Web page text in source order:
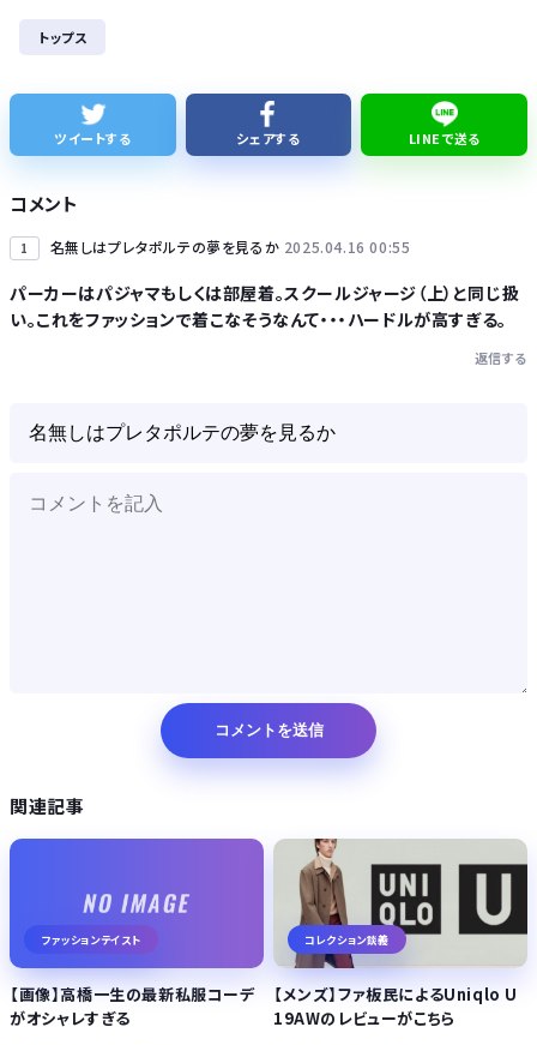
【悲報】「下げるのが筋なんですけど…」消費減税で値下がりする分と同じだけ商品を値上げして店頭価格を変えない店も…
Powered by livedoor 相互RSS
トップス
ツイートする シェアする LINEで送る
コメント
1 名無しはプレタポルテの夢を見るか 2025.04.16 00:55
パーカーはパジャマもしくは部屋着。スクールジャージ（上）と同じ扱
い。これをファッションで着こなそうなんて・・・ハードルが高すぎる。
返信する
関連記事
ファッションテイスト
【画像】高橋一生の最新私服コーデ
がオシャレすぎる
コレクション談義
【メンズ】ファ板民によるUniqlo U
19AWのレビューがこちら